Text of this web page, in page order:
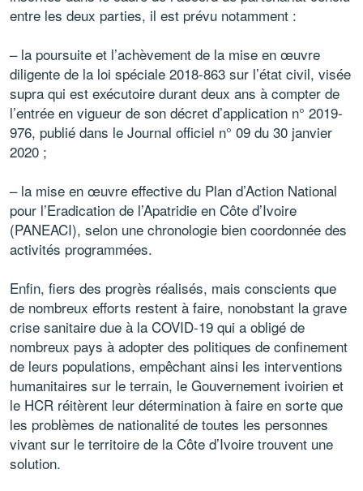
entre les deux parties, il est prévu notamment :
– la poursuite et l’achèvement de la mise en œuvre
diligente de la loi spéciale 2018-863 sur l’état civil, visée
supra qui est exécutoire durant deux ans à compter de
l’entrée en vigueur de son décret d’application n° 2019-
976, publié dans le Journal officiel n° 09 du 30 janvier
2020 ;
– la mise en œuvre effective du Plan d’Action National
pour l’Eradication de l’Apatridie en Côte d’Ivoire
(PANEACI), selon une chronologie bien coordonnée des
activités programmées.
Enfin, fiers des progrès réalisés, mais conscients que
de nombreux efforts restent à faire, nonobstant la grave
crise sanitaire due à la COVID-19 qui a obligé de
nombreux pays à adopter des politiques de confinement
de leurs populations, empêchant ainsi les interventions
humanitaires sur le terrain, le Gouvernement ivoirien et
le HCR réitèrent leur détermination à faire en sorte que
les problèmes de nationalité de toutes les personnes
vivant sur le territoire de la Côte d’Ivoire trouvent une
solution.